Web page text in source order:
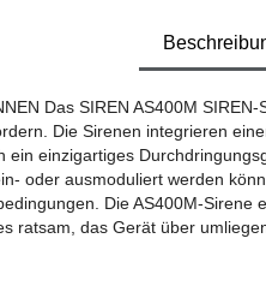
Das SIREN AS400M
Die Sirenen integrieren
ein einzigartiges
oder ausmoduliert werden
Die AS400M-
ratsam, das Gerät über